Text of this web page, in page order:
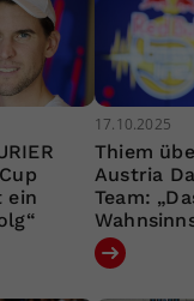
ein
17.10.2025
Thiem
Austria
Team: